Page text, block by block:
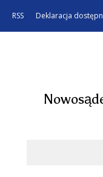
RSS Deklaracja